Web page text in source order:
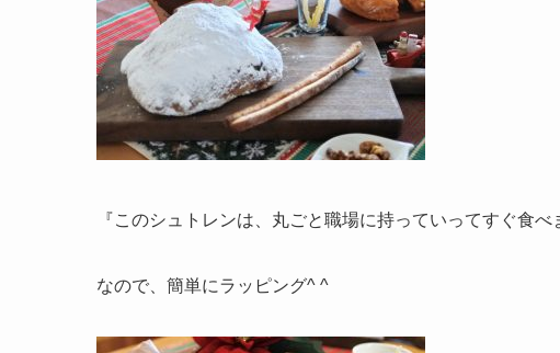
『このシュトレンは、丸ごと職場に持っていってすぐ食べ
なので、簡単にラッピング^ ^